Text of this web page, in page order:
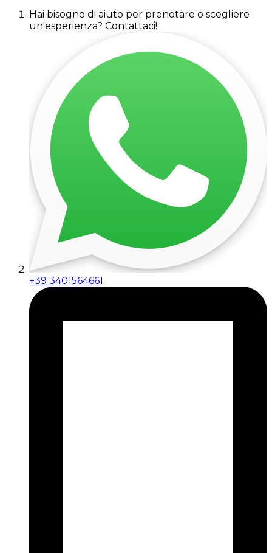
Hai bisogno di aiuto per prenotare o scegliere
un'esperienza? Contattaci!
+39 3401564661